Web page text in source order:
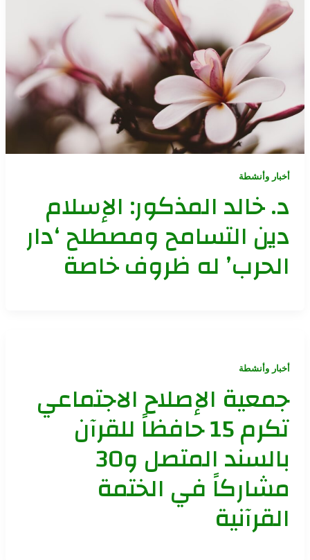
أخبار وأنشطة
د. خالد المذكور: الإسلام
دين التسامح ومصطلح ‘دار
الحرب’ له ظروف خاصة
أخبار وأنشطة
جمعية الإصلاح الاجتماعي
تكرم 15 حافظاً للقرآن
بالسند المتصل و30
مشاركاً في الختمة
القرآنية